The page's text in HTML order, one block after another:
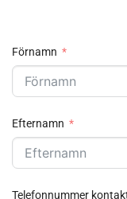
Förnamn
Efternamn
Telefonnummer